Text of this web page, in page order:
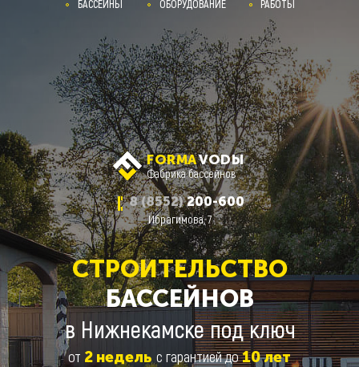
FORMAVODЫ
8 (8552) 200-600
Ибрагимова, 7
БАССЕЙНЫ ОБОРУДОВАНИЕ РАБОТЫ
Фабрика бассейнов
СТРОИТЕЛЬСТВО
БАССЕЙНОВ
в Нижнекамске под ключ
от 2 недель с гарантией до10лет
О НАС
БАССЕЙНЫ
ОБОРУДОВАНИЕ